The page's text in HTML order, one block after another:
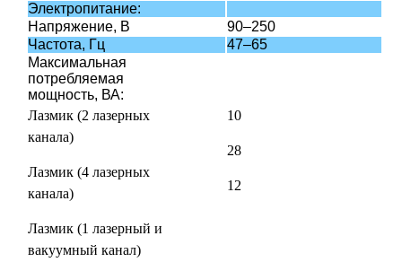
Электропитание:
Напряжение, В
90–250
Частота, Гц
47–65
Максимальная
потребляемая
мощность, ВА:
Лазмик (2 лазерных
канала)
Лазмик (4 лазерных
канала)
Лазмик (1 лазерный и
вакуумный канал)
10
28
12